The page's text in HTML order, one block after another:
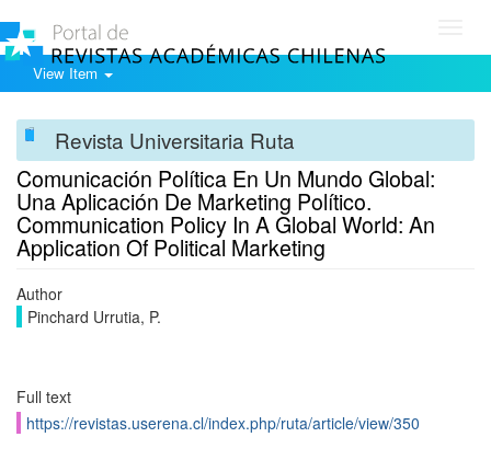
View Item
Revista Universitaria Ruta
Comunicación Política En Un Mundo Global:
Una Aplicación De Marketing Político.
Communication Policy In A Global World: An
Application Of Political Marketing
Author
Pinchard Urrutia, P.
Full text
https://revistas.userena.cl/index.php/ruta/article/view/350